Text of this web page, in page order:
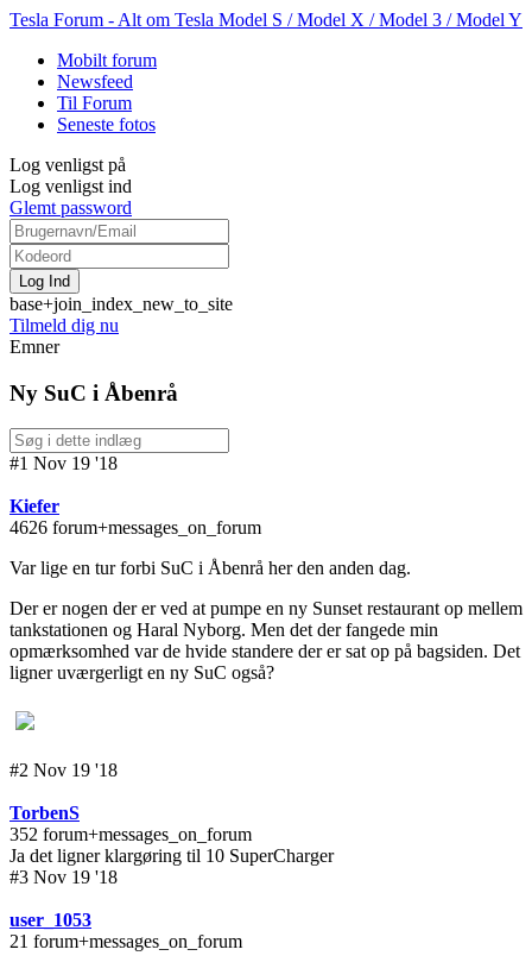
Tesla Forum - Alt om Tesla Model S / Model X / Model 3 / Model Y
Mobilt forum
Newsfeed
Til Forum
Seneste fotos
Log venligst på
Log venligst ind
Glemt password
base+join_index_new_to_site
Tilmeld dig nu
Emner
Ny SuC i Åbenrå
#1 Nov 19 '18
Kiefer
4626 forum+messages_on_forum
Var lige en tur forbi SuC i Åbenrå her den anden dag.
Der er nogen der er ved at pumpe en ny Sunset restaurant op mellem
tankstationen og Haral Nyborg. Men det der fangede min
opmærksomhed var de hvide standere der er sat op på bagsiden. Det
ligner uværgerligt en ny SuC også?
#2 Nov 19 '18
TorbenS
352 forum+messages_on_forum
Ja det ligner klargøring til 10 SuperCharger
#3 Nov 19 '18
user_1053
21 forum+messages_on_forum